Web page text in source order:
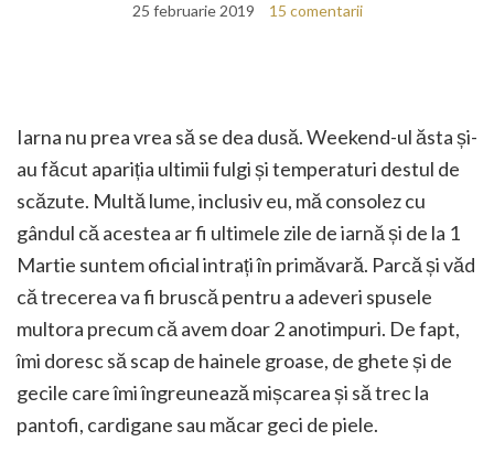
25 februarie 2019 15 comentarii
Iarna nu prea vrea să se dea dusă. Weekend-ul ăsta și-
au făcut apariția ultimii fulgi și temperaturi destul de
scăzute. Multă lume, inclusiv eu, mă consolez cu
gândul că acestea ar fi ultimele zile de iarnă și de la 1
Martie suntem oficial intrați în primăvară. Parcă și văd
că trecerea va fi bruscă pentru a adeveri spusele
multora precum că avem doar 2 anotimpuri. De fapt,
îmi doresc să scap de hainele groase, de ghete și de
gecile care îmi îngreunează mișcarea și să trec la
pantofi, cardigane sau măcar geci de piele.